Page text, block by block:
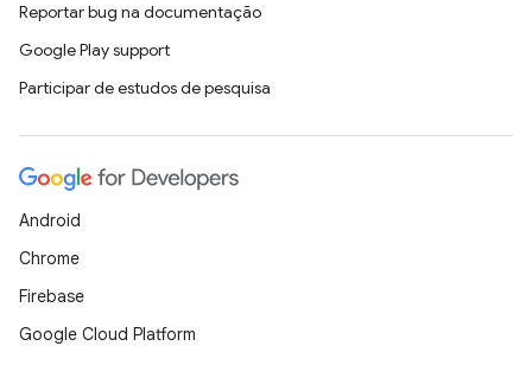
Reportar bug na documentação
Google Play support
Participar de estudos de pesquisa
Android
Chrome
Firebase
Google Cloud Platform